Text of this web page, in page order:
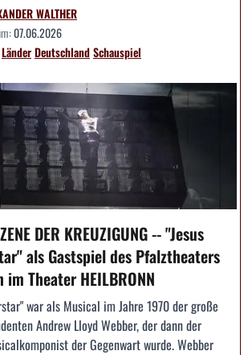
WALTHER
07.06.2026
LänderDeutschlandSchauspiel
DER KREUZIGUNG -- "Jesus
als Gastspiel des Pfalztheaters
Theater HEILBRONN
war als Musical im Jahre 1970 der große
Andrew Lloyd Webber, der dann der
der Gegenwart wurde. Webber